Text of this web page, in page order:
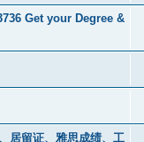
Get your Degree &
居留证、雅思成绩、工